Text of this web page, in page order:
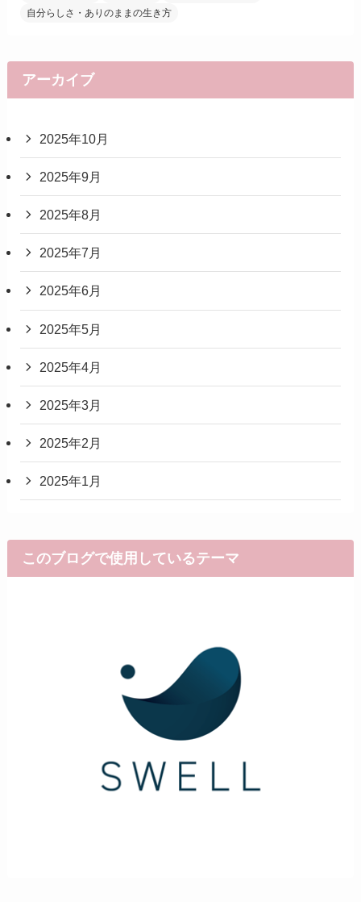
自分らしさ・ありのままの生き方
アーカイブ
2025年10月
2025年9月
2025年8月
2025年7月
2025年6月
2025年5月
2025年4月
2025年3月
2025年2月
2025年1月
このブログで使用しているテーマ